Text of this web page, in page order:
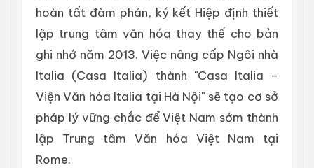
hoàn tất đàm phán, ký kết Hiệp định thiết
lập trung tâm văn hóa thay thế cho bản
ghi nhớ năm 2013. Việc nâng cấp Ngôi nhà
Italia (Casa Italia) thành "Casa Italia –
Viện Văn hóa Italia tại Hà Nội" sẽ tạo cơ sở
pháp lý vững chắc để Việt Nam sớm thành
lập Trung tâm Văn hóa Việt Nam tại
Rome.